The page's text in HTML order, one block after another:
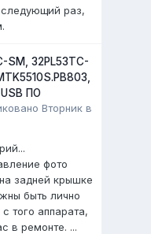
Damp
раз,
SM, 32PL53TC-
ПО
Вторник в
фото
задней крышке
быть лично
того аппарата,
в ремонте. ...